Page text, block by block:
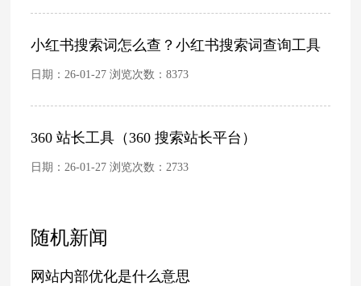
小红书搜索词怎么查？小红书搜索词查询工具
日期：26-01-27 浏览次数：8373
360 站长工具（360 搜索站长平台）
日期：26-01-27 浏览次数： 2733
随机新闻
网站内部优化是什么意思